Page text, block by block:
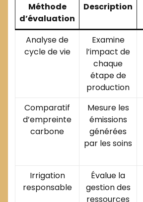
Méthode
d’évaluation
Description
Analyse de
cycle de vie
Examine
l’impact de
chaque
étape de
production
Comparatif
d’empreinte
carbone
Mesure les
émissions
générées
par les soins
Irrigation
responsable
Évalue la
gestion des
ressources